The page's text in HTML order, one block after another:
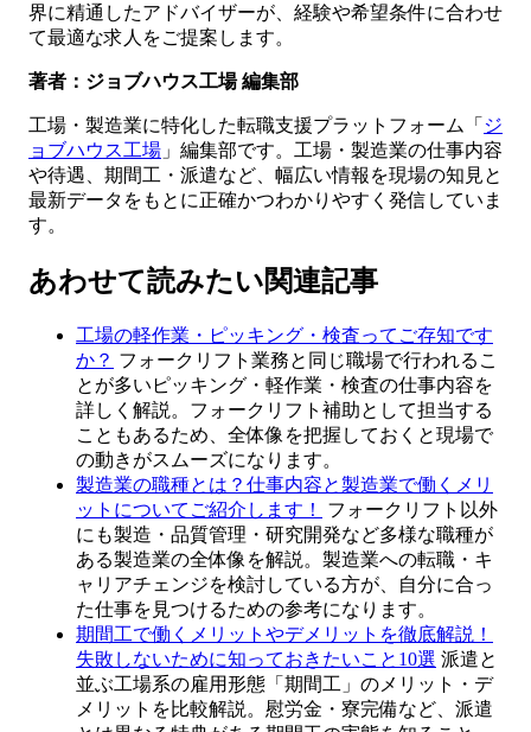
界に精通したアドバイザーが、経験や希望条件に合わせ
て最適な求人をご提案します。
著者：ジョブハウス工場 編集部
工場・製造業に特化した転職支援プラットフォーム「 ジ
ョブハウス工場 」編集部です。工場・製造業の仕事内容
や待遇、期間工・派遣など、幅広い情報を現場の知見と
最新データをもとに正確かつわかりやすく発信していま
す。
あわせて読みたい関連記事
工場の軽作業・ピッキング・検査ってご存知です
か？ フォークリフト業務と同じ職場で行われるこ
とが多いピッキング・軽作業・検査の仕事内容を
詳しく解説。フォークリフト補助として担当する
こともあるため、全体像を把握しておくと現場で
の動きがスムーズになります。
製造業の職種とは？仕事内容と製造業で働くメリ
ットについてご紹介します！
フォークリフト以外
にも製造・品質管理・研究開発など多様な職種が
ある製造業の全体像を解説。製造業への転職・キ
ャリアチェンジを検討している方が、自分に合っ
た仕事を見つけるための参考になります。
期間工で働くメリットやデメリットを徹底解説！
失敗しないために知っておきたいこと10選 派遣と
並ぶ工場系の雇用形態「期間工」のメリット・デ
メリットを比較解説。慰労金・寮完備など、派遣